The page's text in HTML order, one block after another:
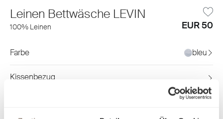
Leinen Bettwäsche LEVIN
100% Leinen EUR 50
Farbe bleu
Kissenbezug